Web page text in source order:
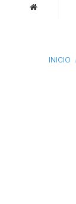
INICIO